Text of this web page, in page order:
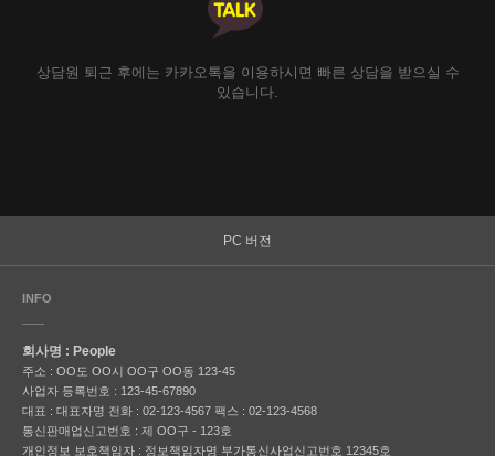
상담원 퇴근 후에는 카카오톡을 이용하시면 빠른 상담을 받으실 수
있습니다.
PC 버전
INFO
회사명 : People
주소 : OO도 OO시 OO구 OO동 123-45
사업자 등록번호 : 123-45-67890
대표 : 대표자명 전화 : 02-123-4567 팩스 : 02-123-4568
통신판매업신고번호 : 제 OO구 - 123호
개인정보 보호책임자 : 정보책임자명 부가통신사업신고번호 12345호